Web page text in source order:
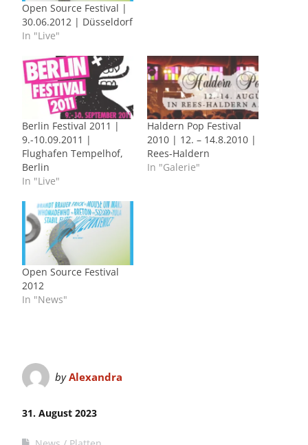
Open Source Festival |
30.06.2012 | Düsseldorf
In "Live"
Berlin Festival 2011 |
9.-10.09.2011 |
Flughafen Tempelhof,
Berlin
In "Live"
Haldern Pop Festival
2010 | 12. – 14.8.2010 |
Rees-Haldern
In "Galerie"
Open Source Festival
2012
In "News"
byAlexandra
31. August 2023